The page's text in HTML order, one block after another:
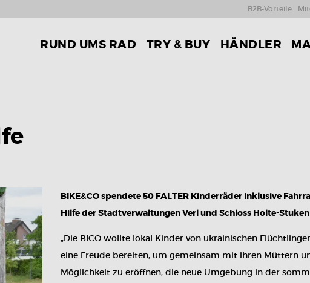
RUND UMS RAD TRY & BUY HÄNDLER
B2B-Vorteile
BIKE&CO spendete 50 FALTER Kinderräder inklusive
Hilfe der Stadtverwaltungen Verl und Schloss Holte-
„Die BICO wollte lokal Kinder von ukrainischen
eine Freude bereiten, um gemeinsam mit ihren Müttern
Möglichkeit zu eröffnen, die neue Umgebung in der